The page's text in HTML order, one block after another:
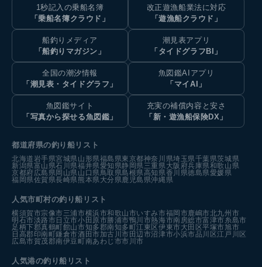
1秒記入の乗船名簿
「乗船名簿クラウド」
改正遊漁船業法に対応
「遊漁船クラウド」
船釣りメディア
「船釣りマガジン」
潮見表アプリ
「タイドグラフBI」
全国の潮汐情報
「潮見表・タイドグラフ」
魚図鑑AIアプリ
「マイAI」
魚図鑑サイト
「写真から探せる魚図鑑」
充実の補償内容と安さ
「新・遊漁船保険DX」
都道府県の釣り船リスト
北海道岩手県宮城県山形県福島県東京都神奈川県埼玉県千葉県茨城県
新潟県富山県石川県福井県愛知県静岡県三重県大阪府兵庫県和歌山県
京都府広島県岡山県山口県鳥取県島根県高知県香川県徳島県愛媛県
福岡県佐賀県長崎県熊本県大分県鹿児島県沖縄県
人気市町村の釣り船リスト
横須賀市宗像市三浦市横浜市和歌山市いすみ市福岡市鹿嶋市北九州市
明石市淡路市 日立市小田原市勝浦市鴨川市熱海市南房総市富津市糸島市
足柄下郡真鶴町館山市知多郡南知多町江東区伊東市大田区平塚市旭市
日高郡印南町鎌倉市酒田市加古川市 田辺市沼津市小浜市品川区江戸川区
広島市賀茂郡南伊豆町南あわじ市市川市
人気港の釣り船リスト